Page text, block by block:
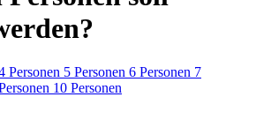
Personen 5 Personen 6 Personen 7
10 Personen